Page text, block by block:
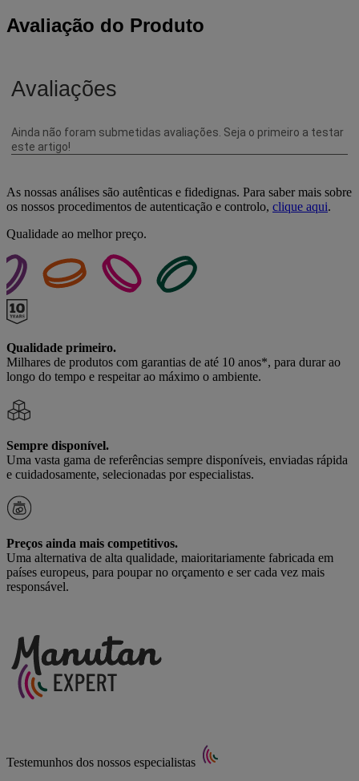
Avaliação do Produto
As nossas análises são autênticas e fidedignas. Para saber mais sobre
os nossos procedimentos de autenticação e controlo, clique aqui.
Qualidade ao melhor preço.
Qualidade primeiro.
Milhares de produtos com garantias de até 10 anos*, para durar ao
longo do tempo e respeitar ao máximo o ambiente.
Sempre disponível.
Uma vasta gama de referências sempre disponíveis, enviadas rápida
e cuidadosamente, selecionadas por especialistas.
Preços ainda mais competitivos.
Uma alternativa de alta qualidade, maioritariamente fabricada em
países europeus, para poupar no orçamento e ser cada vez mais
responsável.
Testemunhos dos nossos especialistas